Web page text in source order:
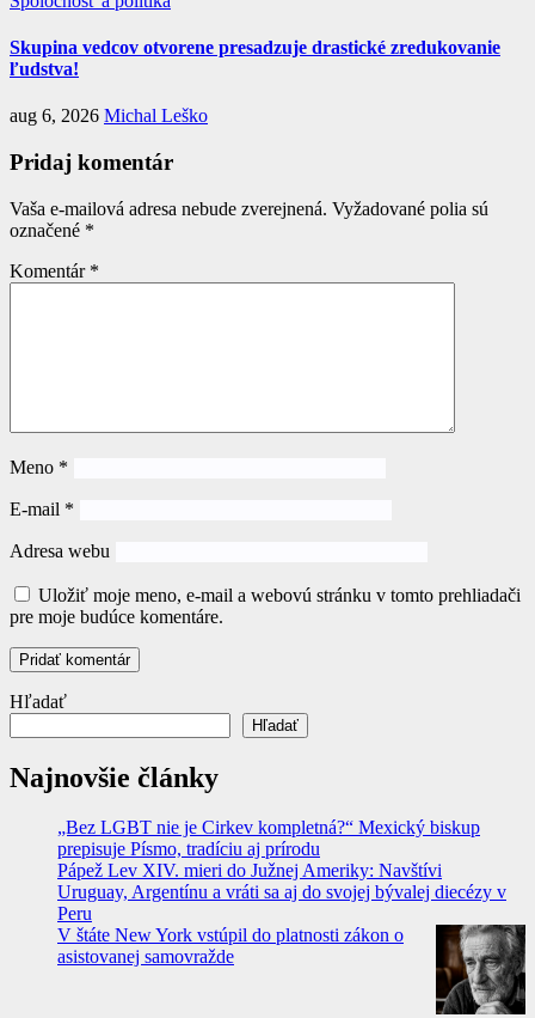
Skupina vedcov otvorene presadzuje drastické zredukovanie
ľudstva!
aug 6, 2026 Michal Leško
Pridaj komentár
Vaša e-mailová adresa nebude zverejnená. Vyžadované polia sú
označené *
Komentár *
Meno *
E-mail *
Adresa webu
Uložiť moje meno, e-mail a webovú stránku v tomto prehliadači
pre moje budúce komentáre.
Hľadať
Hľadať
Najnovšie články
„Bez LGBT nie je Cirkev kompletná?“ Mexický biskup
prepisuje Písmo, tradíciu aj prírodu
Pápež Lev XIV. mieri do Južnej Ameriky: Navštívi
Uruguay, Argentínu a vráti sa aj do svojej bývalej diecézy v
Peru
V štáte New York vstúpil do platnosti zákon o
asistovanej samovražde